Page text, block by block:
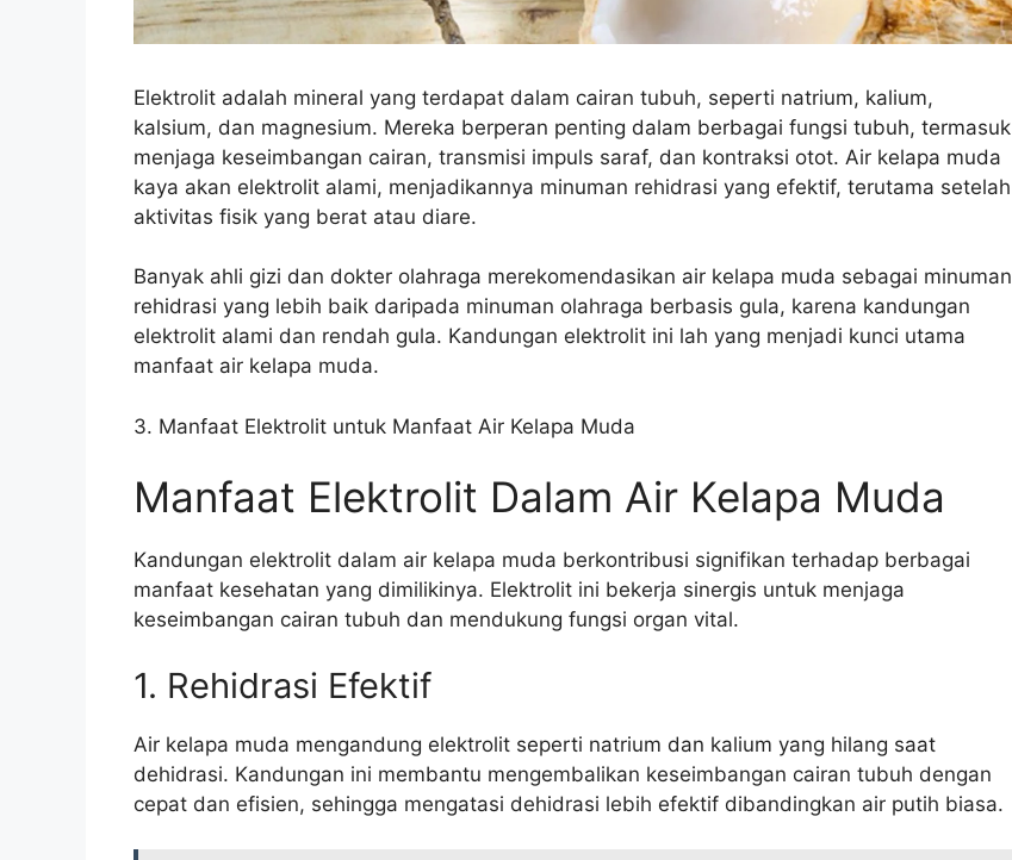
Elektrolit adalah mineral yang terdapat dalam cairan tubuh, seperti natrium, kalium,
kalsium, dan magnesium. Mereka berperan penting dalam berbagai fungsi tubuh, termasuk
menjaga keseimbangan cairan, transmisi impuls saraf, dan kontraksi otot. Air kelapa muda
kaya akan elektrolit alami, menjadikannya minuman rehidrasi yang efektif, terutama setelah
aktivitas fisik yang berat atau diare.
Banyak ahli gizi dan dokter olahraga merekomendasikan air kelapa muda sebagai minuman
rehidrasi yang lebih baik daripada minuman olahraga berbasis gula, karena kandungan
elektrolit alami dan rendah gula. Kandungan elektrolit ini lah yang menjadi kunci utama
manfaat air kelapa muda.
3. Manfaat Elektrolit untuk Manfaat Air Kelapa Muda
Manfaat Elektrolit Dalam Air Kelapa Muda
Kandungan elektrolit dalam air kelapa muda berkontribusi signifikan terhadap berbagai
manfaat kesehatan yang dimilikinya. Elektrolit ini bekerja sinergis untuk menjaga
keseimbangan cairan tubuh dan mendukung fungsi organ vital.
1. Rehidrasi Efektif
Air kelapa muda mengandung elektrolit seperti natrium dan kalium yang hilang saat
dehidrasi. Kandungan ini membantu mengembalikan keseimbangan cairan tubuh dengan
cepat dan efisien, sehingga mengatasi dehidrasi lebih efektif dibandingkan air putih biasa.